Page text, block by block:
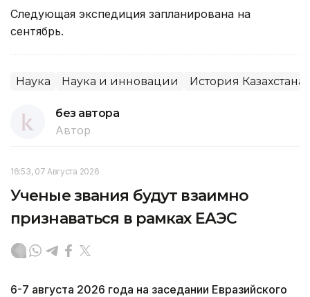
Следующая экспедиция запланирована на
сентябрь.
Наука Наука и инновации История Казахстана
без автора
Автор
16:53, 07 Августа 2026
Ученые звания будут взаимно
признаваться в рамках ЕАЭС
6-7 августа 2026 года на заседании Евразийского